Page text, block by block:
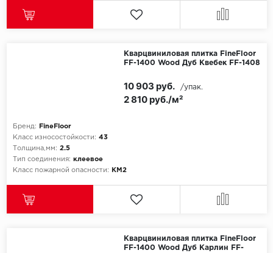
Tarkett
Wonderful Vinyl
Кварцвиниловая плитка FineFloor
FF-1400 Wood Дуб Квебек FF-1408
Бренд:
FineFloor
Класс износостойкости: 43
Толщина,мм: 2.5
Тип соединения: клеевое
Класс пожарной опасности:
КМ2
2 810 руб./м²
10 903 руб. /упак.
Кварцвиниловая плитка FineFloor
FF-1400 Wood Дуб Карлин FF-